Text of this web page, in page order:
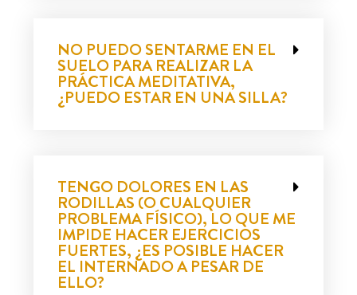
NO PUEDO SENTARME EN EL
SUELO PARA REALIZAR LA
PRÁCTICA MEDITATIVA,
¿PUEDO ESTAR EN UNA SILLA?
TENGO DOLORES EN LAS
RODILLAS (O CUALQUIER
PROBLEMA FÍSICO), LO QUE ME
IMPIDE HACER EJERCICIOS
FUERTES, ¿ES POSIBLE HACER
EL INTERNADO A PESAR DE
ELLO?